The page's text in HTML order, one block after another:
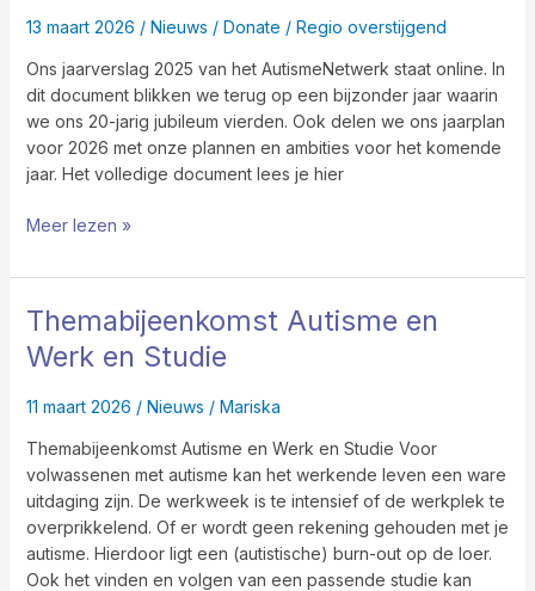
13 maart 2026 / Nieuws / Donate / Regio overstijgend
Ons jaarverslag 2025 van het AutismeNetwerk staat online. In
dit document blikken we terug op een bijzonder jaar waarin
we ons 20-jarig jubileum vierden. Ook delen we ons jaarplan
voor 2026 met onze plannen en ambities voor het komende
jaar. Het volledige document lees je hier
Jaarplan
2026
Meer lezen »
Themabijeenkomst Autisme en
Werk en Studie
11 maart 2026 / Nieuws / Mariska
Themabijeenkomst Autisme en Werk en Studie Voor
volwassenen met autisme kan het werkende leven een ware
uitdaging zijn. De werkweek is te intensief of de werkplek te
overprikkelend. Of er wordt geen rekening gehouden met je
autisme. Hierdoor ligt een (autistische) burn-out op de loer.
Ook het vinden en volgen van een passende studie kan
Themabijeenkomst
en
en
Studie